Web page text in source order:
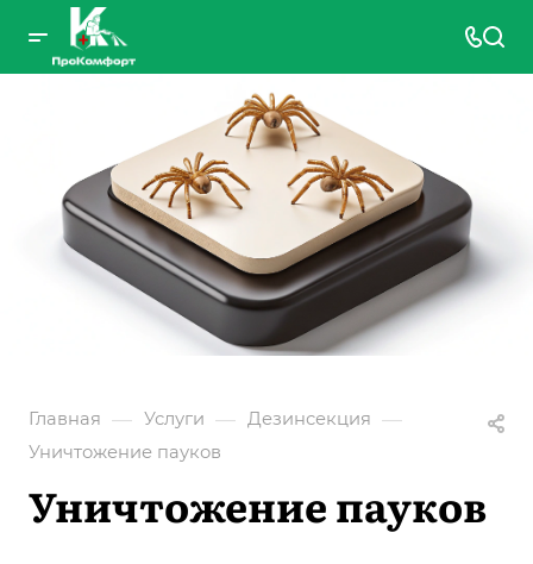
Главная — Услуги — Дезинсекция —
Уничтожение пауков
Уничтожение пауков